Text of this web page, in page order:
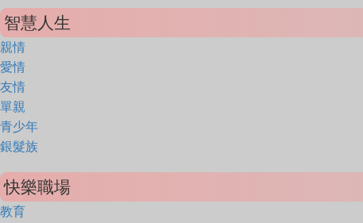
智慧人生
親情
愛情
友情
單親
青少年
銀髮族
快樂職場
教育